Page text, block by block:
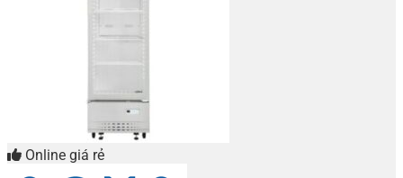
Online giá rẻ